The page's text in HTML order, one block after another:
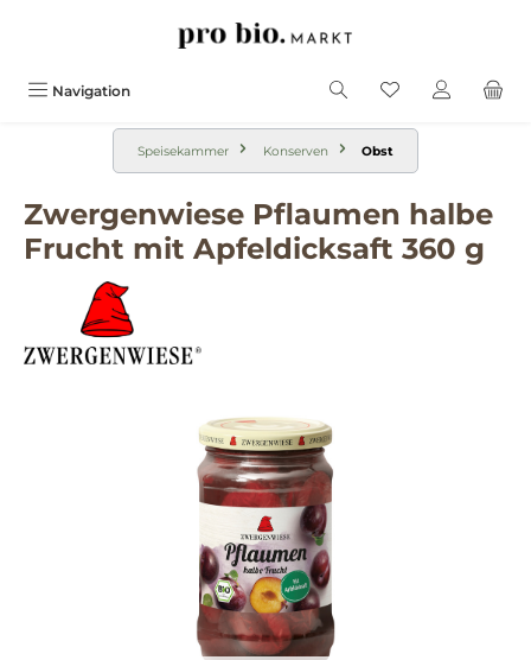
Navigation
Speisekammer Konserven Obst
Zwergenwiese Pflaumen halbe
Frucht mit Apfeldicksaft 360 g
Bildergalerie überspringen